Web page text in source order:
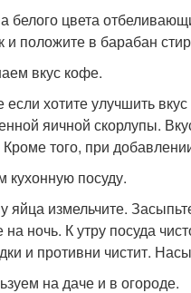
белого цвета
и положите в барабан
вкус кофе.
если хотите улучшить
яичной скорлупы.
Кроме того, при
кухонную посуду.
яйца измельчите.
на ночь. К утру посуда
и противни чистит.
на даче и в огороде.